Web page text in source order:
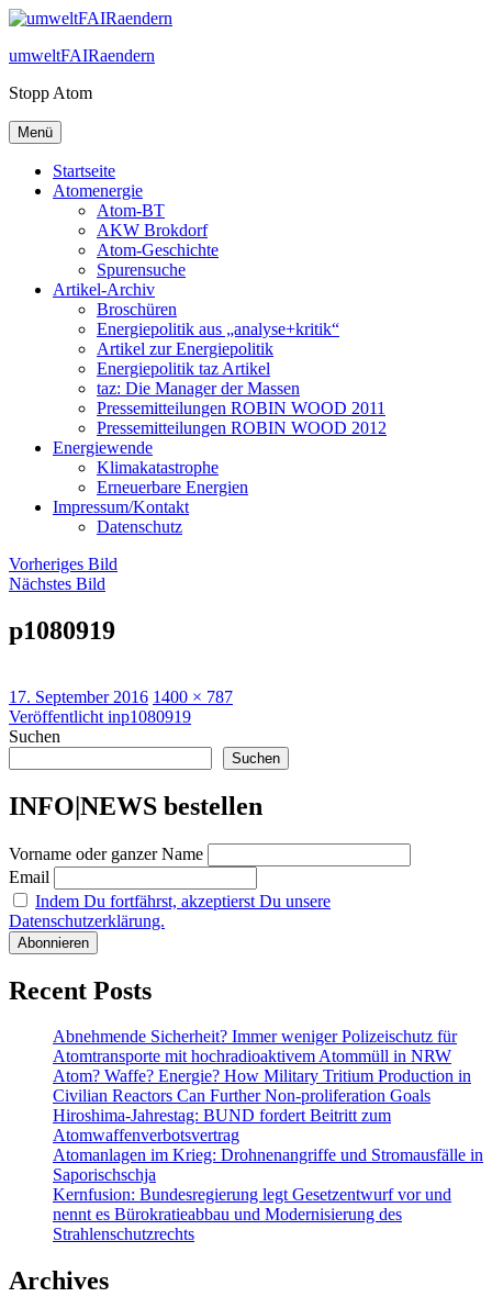
Zum
springen
umweltFAIRaendern
Stopp Atom
Menü
Startseite
Atomenergie
Atom-BT
AKW Brokdorf
Atom-Geschichte
Spurensuche
Artikel-Archiv
Broschüren
Energiepolitik aus „analyse+kritik“
Artikel zur Energiepolitik
Energiepolitik taz Artikel
taz: Die Manager der Massen
Pressemitteilungen ROBIN WOOD 2011
Pressemitteilungen ROBIN WOOD 2012
Energiewende
Klimakatastrophe
Erneuerbare Energien
Impressum/Kontakt
Datenschutz
Vorheriges Bild
Nächstes Bild
p1080919
Veröffentlicht
am
17. September 2016 Originalgröße
1400 × 787
Beitragsnavigation
Veröffentlicht inp1080919
Suchen
Suchen
INFO|NEWS bestellen
Vorname oder ganzer Name
Email
Indem Du fortfährst, akzeptierst Du unsere
Datenschutzerklärung.
Recent Posts
Abnehmende Sicherheit? Immer weniger Polizeischutz für
Atomtransporte mit hochradioaktivem Atommüll in NRW
Atom? Waffe? Energie? How Military Tritium Production in
Civilian Reactors Can Further Non-proliferation Goals
Hiroshima-Jahrestag: BUND fordert Beitritt zum
Atomwaffenverbotsvertrag
Atomanlagen im Krieg: Drohnenangriffe und Stromausfälle in
Saporischschja
Kernfusion: Bundesregierung legt Gesetzentwurf vor und
nennt es Bürokratieabbau und Modernisierung des
Strahlenschutzrechts
Archives